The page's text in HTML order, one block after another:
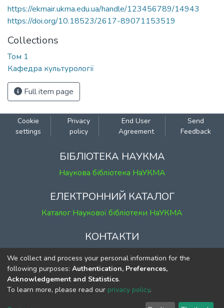
https://ekmair.ukma.edu.ua/handle/123456789/14943
https://doi.org/10.18523/2617-89071153519
Collections
Том 1
Кафедра культурології
Full item page
Cookie
settings
Privacy
policy
End User
Agreement
Send
Feedback
БІБЛІОТЕКА НАУКМА
Наукова бібліотека НаУКМА
ЕЛЕКТРОННИЙ КАТАЛОГ
Каталог Наукової бібліотеки НаУКМА
КОНТАКТИ
м. Київ, вул. Григорія Сковороди, 2
к. 1, к. 120
тел. (044) 463-69-31
ekmair@ukma.edu.ua
We collect and process your personal information for the
following purposes: Authentication, Preferences,
Acknowledgement and Statistics.
To learn more, please read our privacy policy.